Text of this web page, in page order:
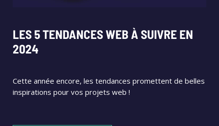
LES 5 TENDANCES WEB À SUIVRE EN
2024
Cette année encore, les tendances promettent de belles
inspirations pour vos projets web !